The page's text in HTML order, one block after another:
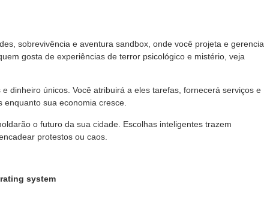
sobrevivência e aventura sandbox, onde você projeta e gerencia
gosta de experiências de terror psicológico e mistério, veja
dinheiro únicos. Você atribuirá a eles tarefas, fornecerá serviços e
enquanto sua economia cresce.
o futuro da sua cidade. Escolhas inteligentes trazem
protestos ou caos.
system